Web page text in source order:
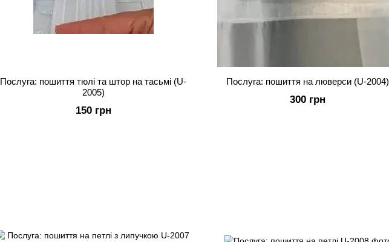
Послуга: пошиття тюлі та штор на тасьмі (U-
2005)
150 грн
Послуга: пошиття на люверси (U-2004)
300 грн